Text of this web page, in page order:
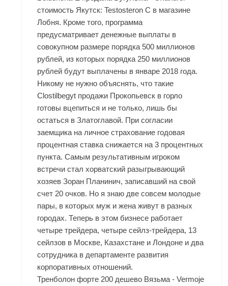
стоимость Якутск: Testosteron C в магазине
Лобня. Кроме того, программа
предусматривает денежные выплаты в
совокупном размере порядка 500 миллионов
рублей, из которых порядка 250 миллионов
рублей будут выплачены в январе 2018 года.
Никому не нужно объяснять, что такие
Clostilbegyt продажи Прокопьевск в горло
готовы вцепиться и не только, лишь бы
остаться в Златоглавой. При согласии
заемщика на личное страхование годовая
процентная ставка снижается на 3 процентных
пункта. Самым результативным игроком
встречи стал хорватский разыгрывающий
хозяев Зоран Планинич, записавший на свой
счет 20 очков. Но я знаю две совсем молодые
пары, в которых муж и жена живут в разных
городах. Теперь в этом бизнесе работает
четыре трейдера, четыре сейлз-трейдера, 13
сейлзов в Москве, Казахстане и Лондоне и два
сотрудника в департаменте развития
корпоративных отношений.
Тренболон форте 200 дешево Вязьма - Vermoje